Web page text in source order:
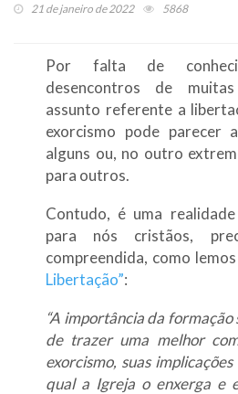
21 de janeiro de 2022 5868
Por falta de
desencontros de
assunto referente a
exorcismo pode parecer
alguns ou, no outro
para outros.
Contudo, é uma
para nós cristãos,
compreendida, como
Libertação”:
“A importância da
de trazer uma melhor
exorcismo, suas
qual a Igreja o enxerga e